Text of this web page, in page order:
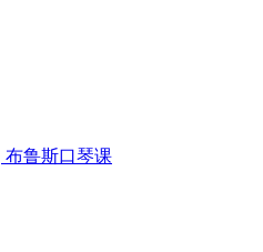
布鲁斯口琴课